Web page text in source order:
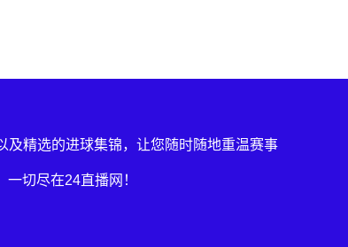
及精选的进球集锦，让您随时随地重温赛事
切尽在24直播网！